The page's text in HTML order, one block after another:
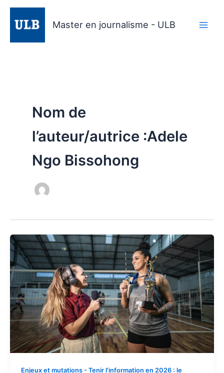
Aller
contenu
Master en journalisme - ULB
Nom de
l’auteur/autrice :Adele
Ngo Bissohong
Enjeux et mutations - Tenir l'information en 2026 : le